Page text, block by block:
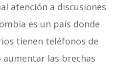
atención a discusiones
es un país donde
tienen teléfonos de
aumentar las brechas